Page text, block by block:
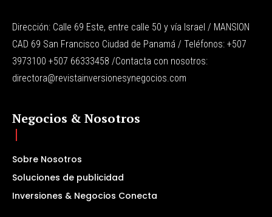
Dirección: Calle 69 Este, entre calle 50 y vía Israel / MANSION
CAD 69 San Francisco Ciudad de Panamá / Teléfonos: +507
3973100 +507 66333458 /Contacta con nosotros:
directora@revistainversionesynegocios.com
Negocios & Nosotros
Sobre Nosotros
Soluciones de publicidad
Inversiones & Negocios Conecta